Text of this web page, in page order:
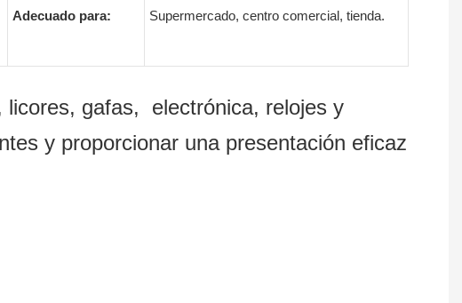
Adecuado para: Supermercado, centro comercial, tienda.
gafas, electrónica, relojes y
y proporcionar una presentación eficaz